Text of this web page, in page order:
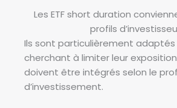
Les ETF short duration
profils
Ils sont particulièrement adaptés
cherchant à limiter leur
doivent être intégrés selon le
d’investissement.